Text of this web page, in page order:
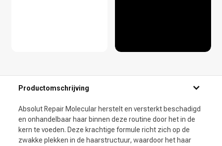
Productomschrijving
Absolut Repair Molecular herstelt en versterkt beschadigd
en onhandelbaar haar binnen deze routine door het in de
kern te voeden. Deze krachtige formule richt zich op de
zwakke plekken in de haarstructuur, waardoor het haar